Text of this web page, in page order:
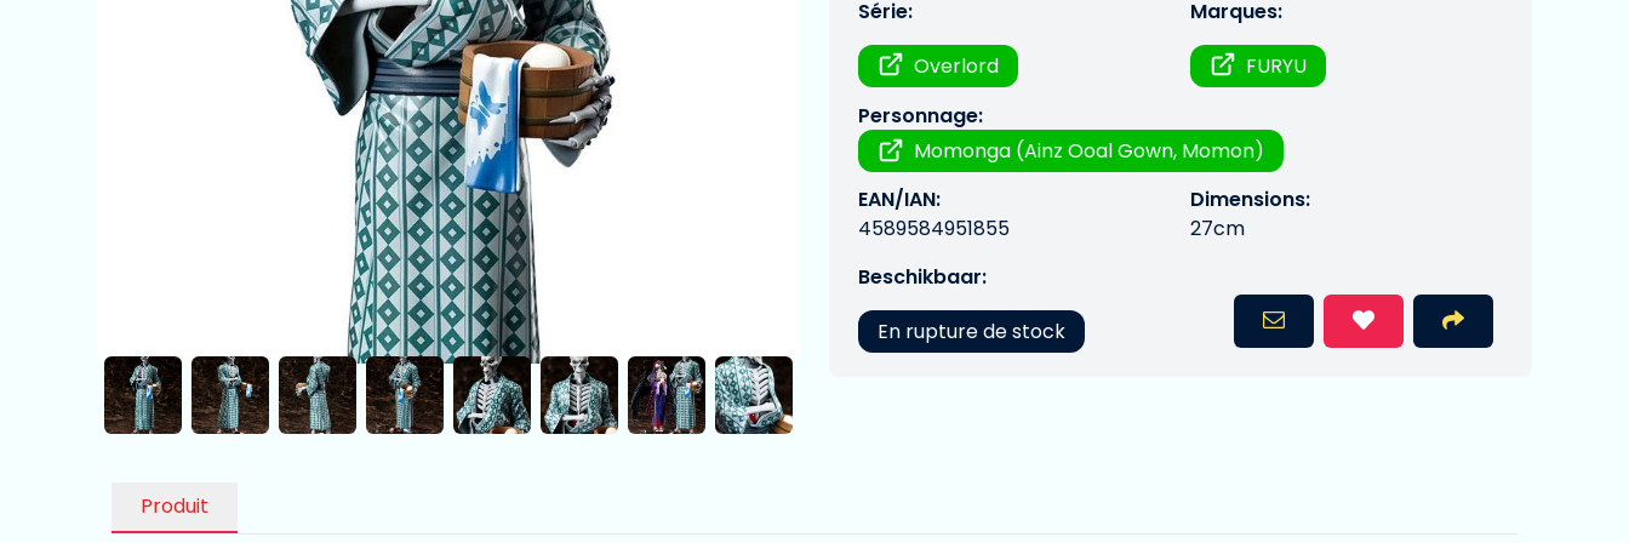
Série:
Overlord
Marques:
FURYU
Personnage:
Momonga (Ainz Ooal Gown, Momon)
EAN/IAN:
4589584951855
Dimensions:
27cm
Beschikbaar:
En rupture de stock
Produit